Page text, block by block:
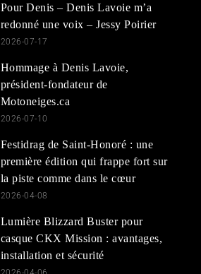
Pour Denis – Denis Lavoie m’a
redonné une voix – Jessy Poirier
2026-07-17
Hommage à Denis Lavoie,
président-fondateur de
Motoneiges.ca
2026-07-10
Festidrag de Saint-Honoré : une
première édition qui frappe fort sur
la piste comme dans le cœur
2026-04-08
Lumière Blizzard Buster pour
casque CKX Mission : avantages,
installation et sécurité